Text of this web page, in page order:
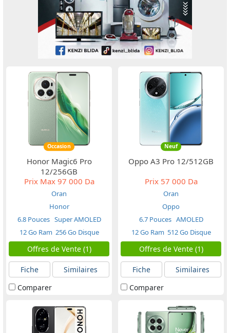
Occasion
Honor Magic6 Pro
12/256GB
Prix Max97 000 Da
Oran
Honor
6.8 Pouces Super AMOLED
12 Go Ram 256 Go Disque
Offres de Vente (1)
Fiche
Similaires
Comparer
Neuf
Oppo A3 Pro 12/512GB
Prix57 000 Da
Oran
Oppo
6.7 Pouces AMOLED
12 Go Ram 512 Go Disque
Offres de Vente (1)
Fiche
Similaires
Comparer